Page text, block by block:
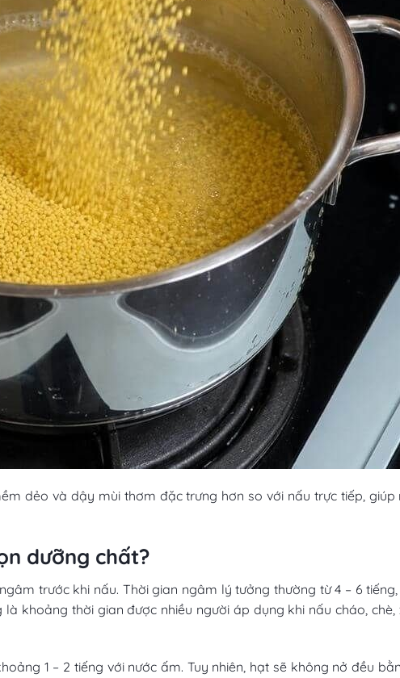
dẻo và dậy mùi thơm đặc trưng hơn so với nấu trực tiếp,
dưỡng chất?
trước khi nấu. Thời gian ngâm lý tưởng thường từ 4 – 6
khoảng thời gian được nhiều người áp dụng khi nấu cháo, chè,
1 – 2 tiếng với nước ấm. Tuy nhiên, hạt sẽ không nở đều